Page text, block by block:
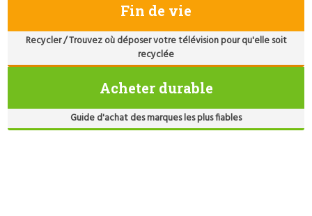
Fin de vie
Recycler / Trouvez où déposer votre télévision pour qu'elle soit
recyclée
Acheter durable
Guide d'achat des marques les plus fiables